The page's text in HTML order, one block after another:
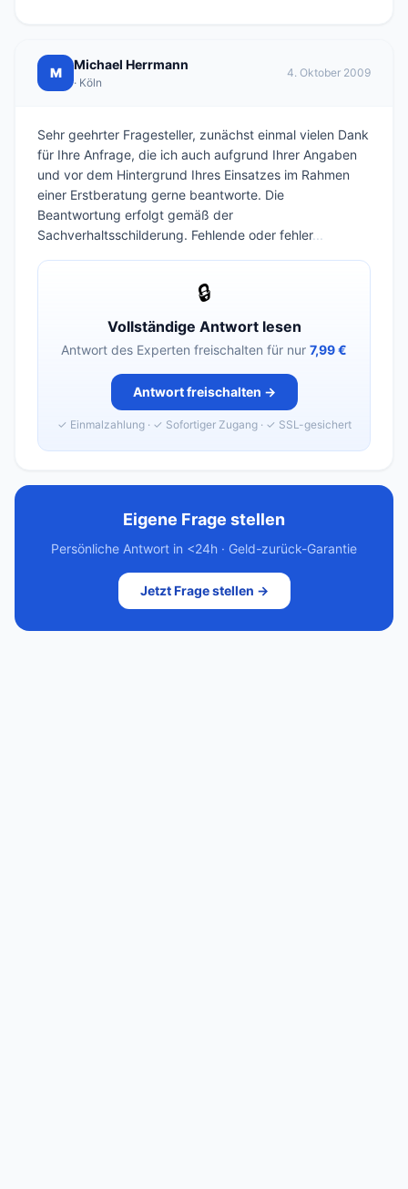
M
Michael Herrmann
· Köln
4. Oktober 2009
Sehr geehrter Fragesteller, zunächst einmal vielen Dank
für Ihre Anfrage, die ich auch aufgrund Ihrer Angaben
und vor dem Hintergrund Ihres Einsatzes im Rahmen
einer Erstberatung gerne beantworte. Die
Beantwortung erfolgt gemäß der
Sachverhaltsschilderung. Fehlende oder fehler...
🔒
Vollständige Antwort lesen
Antwort des Experten freischalten für nur 7,99 €
Antwort freischalten →
✓ Einmalzahlung · ✓ Sofortiger Zugang · ✓ SSL-gesichert
Eigene Frage stellen
Persönliche Antwort in <24h · Geld-zurück-Garantie
Jetzt Frage stellen →